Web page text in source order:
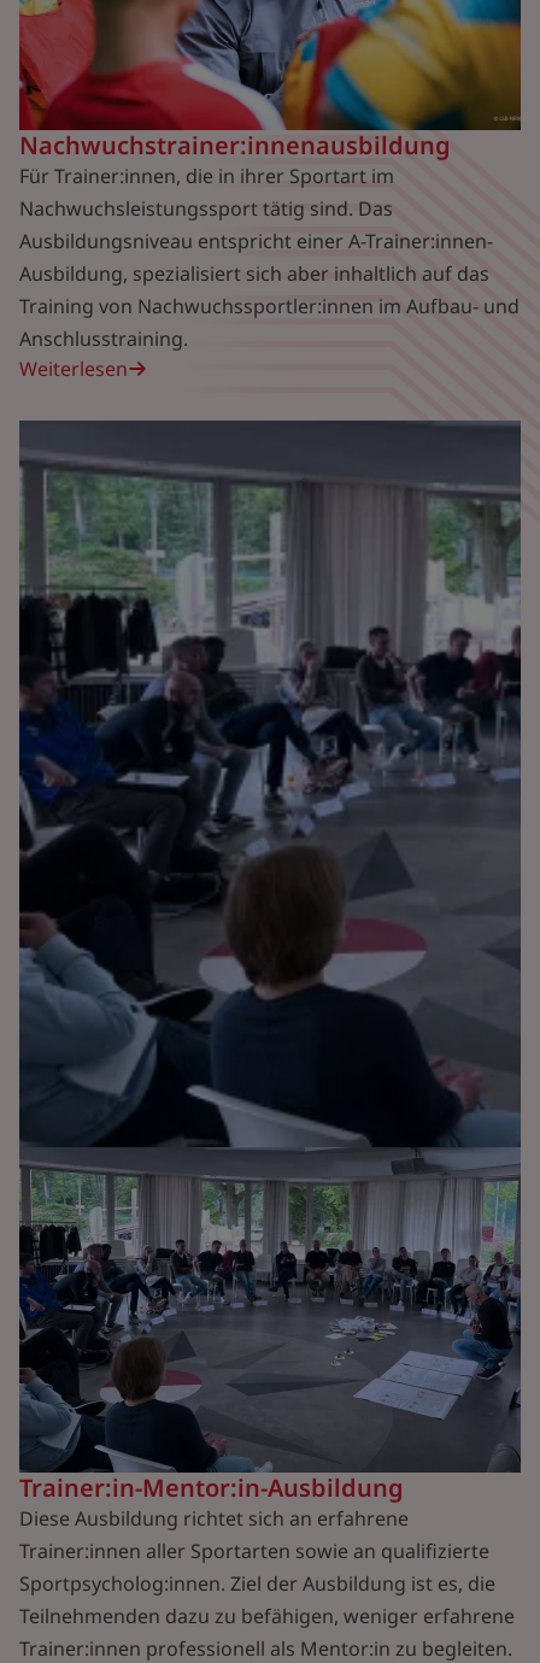
Nachwuchstrainer:innenausbildung
Für Trainer:innen, die in ihrer Sportart im
Nachwuchsleistungssport tätig sind. Das
Ausbildungsniveau entspricht einer A-Trainer:innen-
Ausbildung, spezialisiert sich aber inhaltlich auf das
Training von Nachwuchssportler:innen im Aufbau- und
Anschlusstraining.
Weiterlesen
Trainer:in-Mentor:in-Ausbildung
Diese Ausbildung richtet sich an erfahrene
Trainer:innen aller Sportarten sowie an qualifizierte
Sportpsycholog:innen. Ziel der Ausbildung ist es, die
Teilnehmenden dazu zu befähigen, weniger erfahrene
Trainer:innen professionell als Mentor:in zu begleiten.